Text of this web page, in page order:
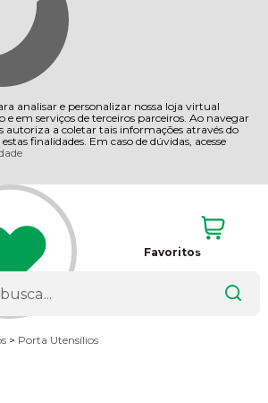
analisar e personalizar nossa loja virtual
e em serviços de terceiros parceiros. Ao navegar
autoriza a coletar tais informações através do
finalidades. Em caso de dúvidas, acesse
Favoritos
> Porta Utensílios